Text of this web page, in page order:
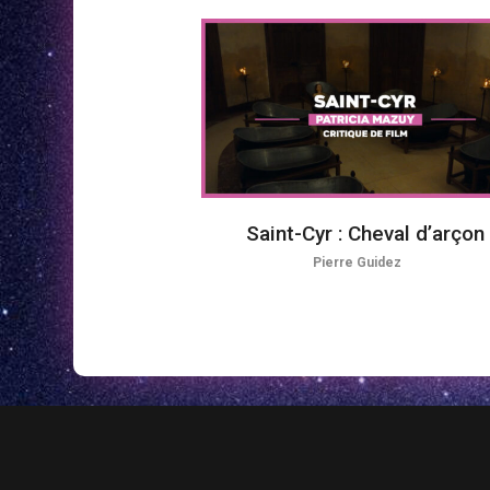
Saint-Cyr : Cheval d’arçon
Pierre Guidez